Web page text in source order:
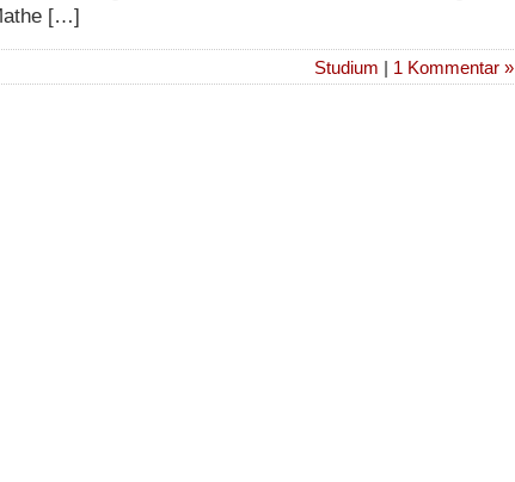
[…]
Studium 1 Kommentar »